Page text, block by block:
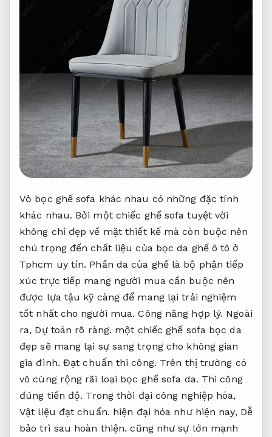
Vỏ bọc ghế sofa khác nhau có những đặc tính
khác nhau. Bởi một chiếc ghế sofa tuyệt vời
không chỉ đẹp về mặt thiết kế mà còn buộc nên
chú trọng đến chất liệu của bọc da ghế ô tô ở
Tphcm uy tín. Phần da của ghế là bộ phận tiếp
xúc trực tiếp mang người mua cần buộc nên
được lựa tậu kỹ càng để mang lại trải nghiệm
tốt nhất cho người mua.Công năng hợp lý. Ngoài
ra, Dự toán rõ ràng. một chiếc ghế sofa bọc da
đẹp sẽ mang lại sự sang trọng cho không gian
gia đình. Đạt chuẩn thi công. Trên thị trường có
vô cùng rộng rãi loại bọc ghế sofa da. Thi công
đúng tiến độ. Trong thời đại công nghiệp hóa,
Vật liệu đạt chuẩn. hiện đại hóa như hiện nay, Dễ
bảo trì sau hoàn thiện. cũng như sự lớn mạnh